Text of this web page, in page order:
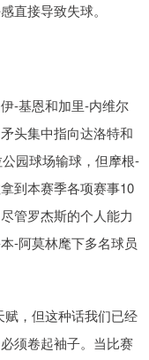
直接导致失球。
-基恩和加里-内维尔
头集中指向达洛特和
园球场输球，但摩根-
到本赛季各项赛事10
管罗杰斯的个人能力
-阿莫林麾下多名球员
赋，但这种话我们已经
须卷起袖子。当比赛